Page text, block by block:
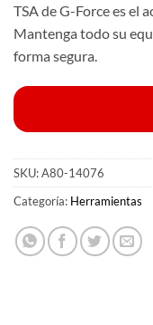
TSA de G-Force es el
Mantenga todo su
forma segura.
SKU:A80-14076
Categoría: Herramientas